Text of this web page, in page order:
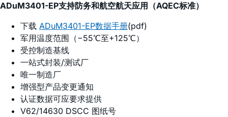
ADuM3401-EP支持防务和航空航天应用（AQEC标准）
下载 ADuM3401-EP数据手册(pdf)
军用温度范围（−55℃至+125℃）
受控制造基线
一站式封装/测试厂
唯一制造厂
增强型产品变更通知
认证数据可应要求提供
V62/14630 DSCC 图纸号